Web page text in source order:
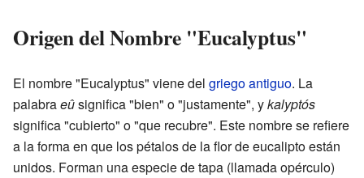
Origen del Nombre "Eucalyptus"
El nombre "Eucalyptus" viene del griego antiguo. La
palabraeûsignifica "bien" o "justamente", ykalyptós
significa "cubierto" o "que recubre". Este nombre se refiere
a la forma en que los pétalos de la flor de eucalipto están
unidos. Forman una especie de tapa (llamada opérculo)